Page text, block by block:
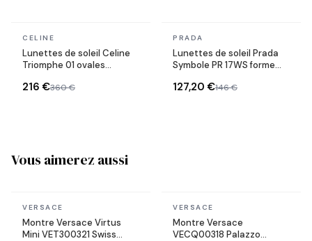
En stock
CELINE
Lunettes de soleil Celine
Triomphe 01 ovales
216 €360 €
En stock
PRADA
Lunettes de soleil Prada
Symbole PR 17WS forme
127,20 €146 €
Vous aimerez aussi
En stock
VERSACE
Montre Versace Virtus
Mini VET300321 Swiss
En stock
VERSACE
Montre Versace
VECQ00318 Palazzo